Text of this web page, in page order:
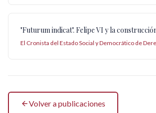
"Futurum indicat". Felipe VI y la
El Cronista del Estado Social y Democrático de
Volver a publicaciones